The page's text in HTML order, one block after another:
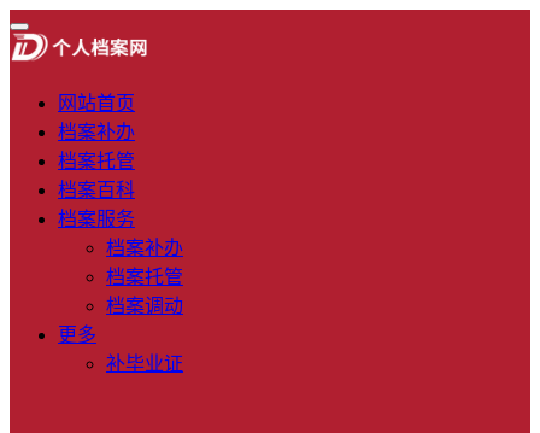
网站首页
档案补办
档案托管
档案百科
档案服务
档案补办
档案托管
档案调动
更多
补毕业证